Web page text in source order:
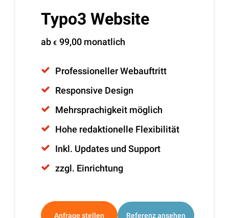
Typo3 Website
ab € 99,00monatlich
Professioneller Webauftritt
Responsive Design
Mehrsprachigkeit möglich
Hohe redaktionelle Flexibilität
Inkl. Updates und Support
zzgl. Einrichtung
Anfrage stellen Referenz ansehen